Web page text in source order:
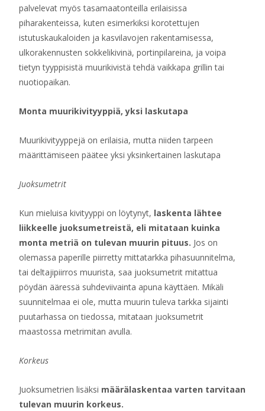
palvelevat myös tasamaatonteilla erilaisissa
piharakenteissa, kuten esimerkiksi korotettujen
istutuskaukaloiden ja kasvilavojen rakentamisessa,
ulkorakennusten sokkelikivinä, portinpilareina, ja voipa
tietyn tyyppisistä muurikivistä tehdä vaikkapa grillin tai
nuotiopaikan.
Monta muurikivityyppiä, yksi laskutapa
Muurikivityyppejä on erilaisia, mutta niiden tarpeen
määrittämiseen päätee yksi yksinkertainen laskutapa
Juoksumetrit
Kun mieluisa kivityyppi on löytynyt, laskenta lähtee
liikkeelle juoksumetreistä, eli mitataan kuinka
monta metriä on tulevan muurin pituus. Jos on
olemassa paperille piirretty mittatarkka pihasuunnitelma,
tai deltajipiirros muurista, saa juoksumetrit mitattua
pöydän ääressä suhdeviivainta apuna käyttäen. Mikäli
suunnitelmaa ei ole, mutta muurin tuleva tarkka sijainti
puutarhassa on tiedossa, mitataan juoksumetrit
maastossa metrimitan avulla.
Korkeus
Juoksumetrien lisäksi määrälaskentaa varten tarvitaan
tulevan muurin korkeus.